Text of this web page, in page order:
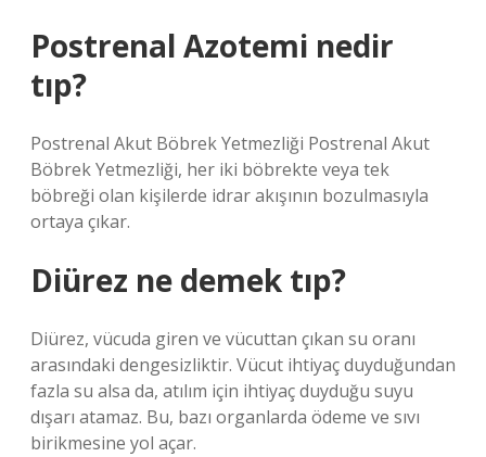
Postrenal Azotemi nedir
tıp?
Postrenal Akut Böbrek Yetmezliği Postrenal Akut
Böbrek Yetmezliği, her iki böbrekte veya tek
böbreği olan kişilerde idrar akışının bozulmasıyla
ortaya çıkar.
Diürez ne demek tıp?
Diürez, vücuda giren ve vücuttan çıkan su oranı
arasındaki dengesizliktir. Vücut ihtiyaç duyduğundan
fazla su alsa da, atılım için ihtiyaç duyduğu suyu
dışarı atamaz. Bu, bazı organlarda ödeme ve sıvı
birikmesine yol açar.